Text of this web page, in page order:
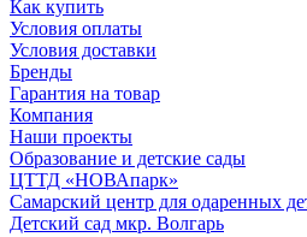
Как купить
Условия оплаты
Условия доставки
Бренды
Гарантия на товар
Компания
Наши проекты
Образование и детские сады
ЦТТД «НОВАпарк»
Самарский центр для одаренных
Детский сад мкр. Волгарь